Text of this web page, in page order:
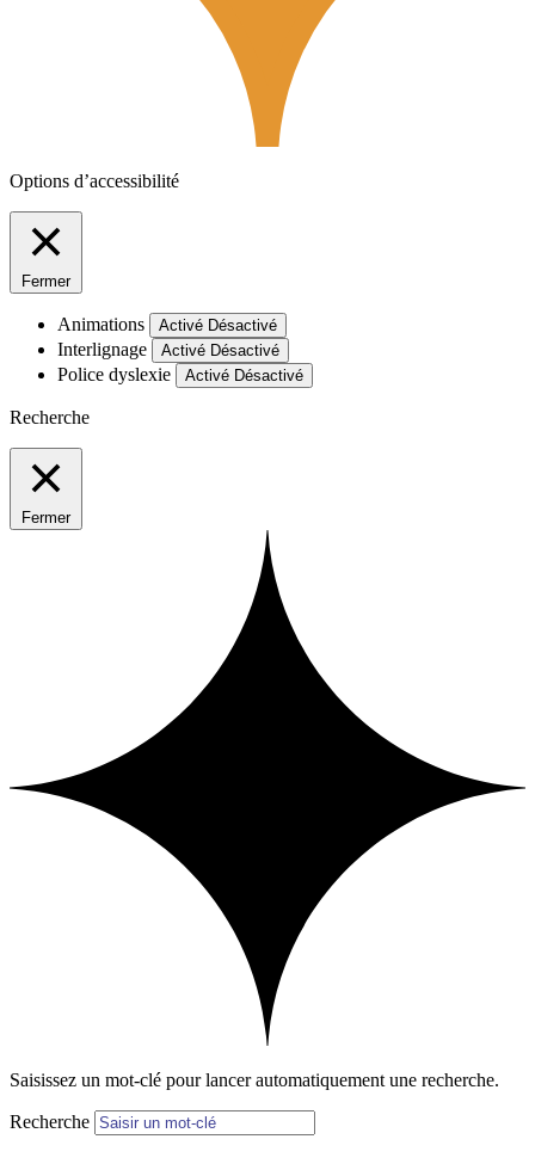
Options d’accessibilité
Fermer
Animations Activé Désactivé
Interlignage Activé Désactivé
Police dyslexie Activé Désactivé
Recherche
Fermer
Saisissez un mot-clé pour lancer automatiquement une recherche.
Recherche